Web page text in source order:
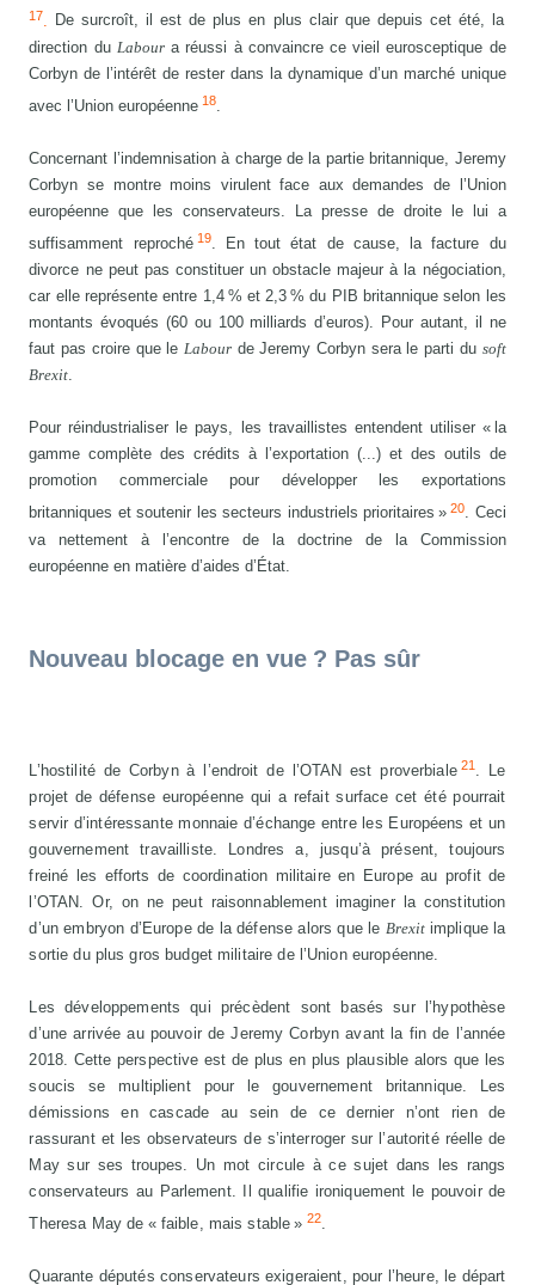
17
De surcroît, il est de plus en plus clair que depuis cet été, la
direction du Laboura réussi à convaincre ce vieil eurosceptique de
Corbyn de l’intérêt de rester dans la dynamique d’un marché unique
avec l’Union européenne18.
Concernant l’indemnisation à charge de la partie britannique, Jeremy
Corbyn se montre moins virulent face aux demandes de l’Union
européenne que les conservateurs. La presse de droite le lui a
suffisamment reproché 19. En tout état de cause, la facture du
divorce ne peut pas constituer un obstacle majeur à la négociation,
car elle représente entre 1,4 % et 2,3 % du PIB britannique selon les
montants évoqués (60 ou 100 milliards d’euros). Pour autant, il ne
faut pas croire que le Labourde Jeremy Corbyn sera le parti du soft
Brexit.
Pour réindustrialiser le pays, les travaillistes entendent utiliser « la
gamme complète des crédits à l’exportation (...) et des outils de
promotion commerciale pour développer les exportations
britanniques et soutenir les secteurs industriels prioritaires »20. Ceci
va nettement à l’encontre de la doctrine de la Commission
européenne en matière d’aides d’État.
Nouveau blocage en vue ? Pas sûr
L’hostilité de Corbyn à l’endroit de l’OTAN est proverbiale 21 . Le
projet de défense européenne qui a refait surface cet été pourrait
servir d’intéressante monnaie d’échange entre les Européens et un
gouvernement travailliste. Londres a, jusqu’à présent, toujours
freiné les efforts de coordination militaire en Europe au profit de
l’OTAN. Or, on ne peut raisonnablement imaginer la constitution
d’un embryon d’Europe de la défense alors que le Brexit implique la
sortie du plus gros budget militaire de l’Union européenne.
Les développements qui précèdent sont basés sur l’hypothèse
d’une arrivée au pouvoir de Jeremy Corbyn avant la fin de l’année
2018. Cette perspective est de plus en plus plausible alors que les
soucis se multiplient pour le gouvernement britannique. Les
démissions en cascade au sein de ce dernier n’ont rien de
rassurant et les observateurs de s’interroger sur l’autorité réelle de
May sur ses troupes. Un mot circule à ce sujet dans les rangs
conservateurs au Parlement. Il qualifie ironiquement le pouvoir de
Theresa May de « faible, mais stable » 22.
Quarante députés conservateurs exigeraient, pour l’heure, le départ